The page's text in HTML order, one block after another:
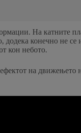
На катните
конечно не
кон небото.
на